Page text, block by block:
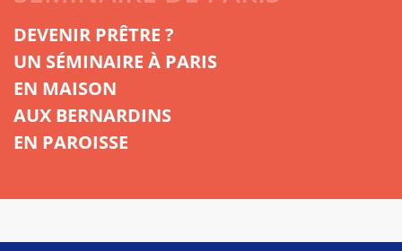
DEVENIR PRÊTRE ?
UN SÉMINAIRE À PARIS
EN MAISON
AUX BERNARDINS
EN PAROISSE